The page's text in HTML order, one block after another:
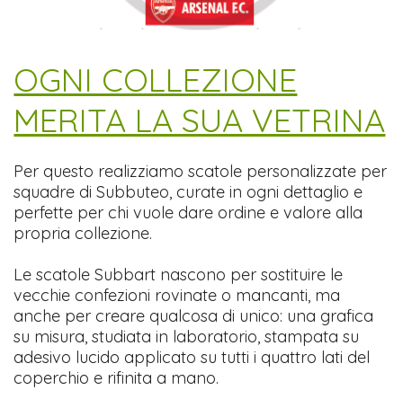
​OGNI COLLEZIONE
MERITA LA SUA VETRINA
Per questo realizziamo scatole personalizzate per
squadre di Subbuteo, curate in ogni dettaglio e
perfette per chi vuole dare ordine e valore alla
propria collezione.
Le scatole Subbart nascono per sostituire le
vecchie confezioni rovinate o mancanti, ma
anche per creare qualcosa di unico: una grafica
su misura, studiata in laboratorio, stampata su
adesivo lucido applicato su tutti i quattro lati del
coperchio e rifinita a mano.